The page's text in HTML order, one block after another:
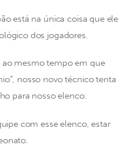
está na única coisa que ele
dos jogadores.
ao mesmo tempo em que
nosso novo técnico tenta
para nosso elenco.
com esse elenco, estar